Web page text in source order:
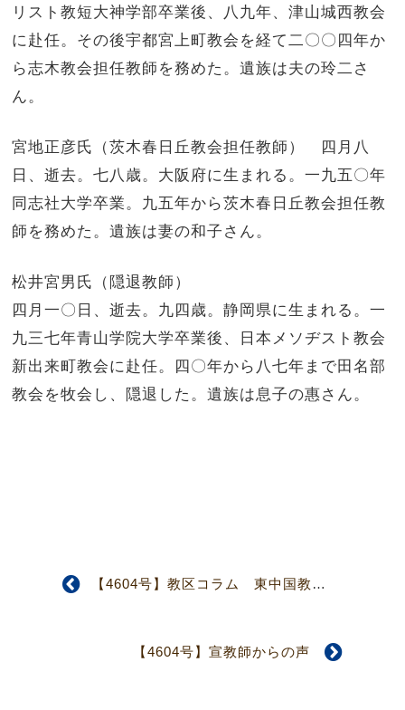
リスト教短大神学部卒業後、八九年、津山城西教会
に赴任。その後宇都宮上町教会を経て二〇〇四年か
ら志木教会担任教師を務めた。遺族は夫の玲二さ
ん。
宮地正彦氏（茨木春日丘教会担任教師） 四月八
日、逝去。七八歳。大阪府に生まれる。一九五〇年
同志社大学卒業。九五年から茨木春日丘教会担任教
師を務めた。遺族は妻の和子さん。
松井宮男氏（隠退教師）
四月一〇日、逝去。九四歳。静岡県に生まれる。一
九三七年青山学院大学卒業後、日本メソヂスト教会
新出来町教会に赴任。四〇年から八七年まで田名部
教会を牧会し、隠退した。遺族は息子の惠さん。
【4604号】教区コラム 東中国教区
【4604号】宣教師からの声